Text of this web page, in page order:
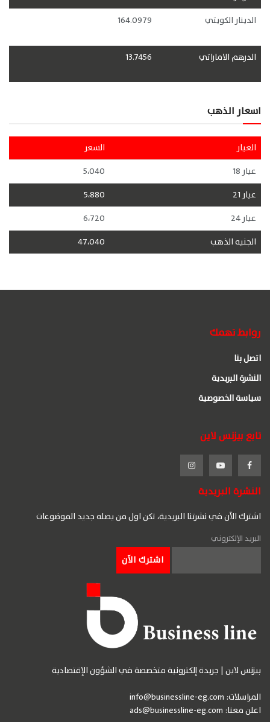
الدينار الكويتي
164.0979
الدرهم الاماراتي 13.7456
اسعار الذهب
العيار
السعر
عيار 18
5،040
عيار 21
5،880
عيار 24
6،720
الجنيه الذهب
47،040
روابط تهمك
اتصل بنا
النشرة البريدية
سياسة الخصوصية
تابع بيزنس لاين
النشرة البريدية
اشترك الآن في نشرتنا البريدية، تكن اول من يصله جديد الموضوعات
البريد الإلكتروني
بيزنس لاين | جريدة إلكترونية متخصصة في الشؤون الإقتصادية
المراسلات: info@businessline-eg.com
اعلن معنا: ads@businessline-eg.com